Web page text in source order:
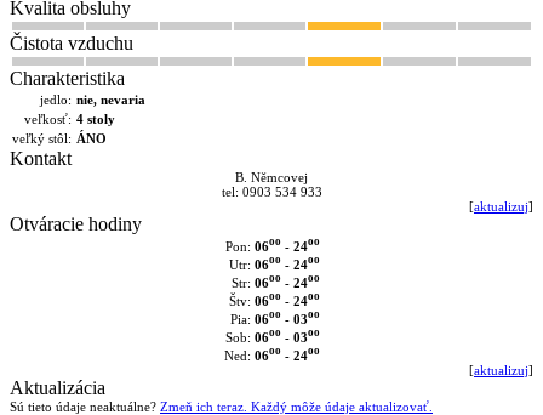
Kvalita obsluhy
Čistota vzduchu
Charakteristika
jedlo: nie, nevaria
veľkosť: 4 stoly
veľký stôl: ÁNO
Kontakt
B. Němcovej
tel: 0903 534 933
[aktualizuj]
Otváracie hodiny
Pon: 06oo- 24oo
Utr: 06oo- 24oo
Str: 06oo- 24oo
Štv: 06oo- 24oo
Pia: 06oo- 03oo
Sob: 06oo- 03oo
Ned: 06oo- 24oo
[aktualizuj]
Aktualizácia
Sú tieto údaje neaktuálne? Zmeň ich teraz. Každý môže údaje aktualizovať.